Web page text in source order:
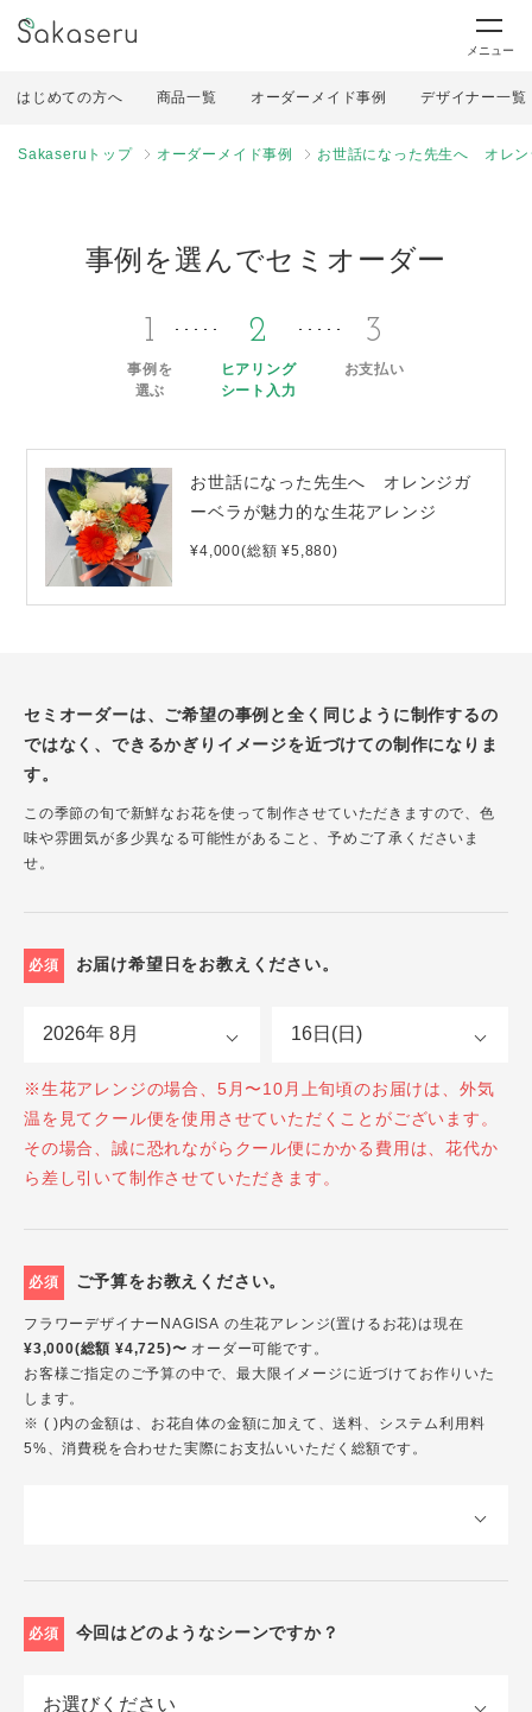
メニュー
はじめての方へ 商品一覧 オーダーメイド事例 デザイナー一覧
Sakaseruトップ オーダーメイド事例 お世話になった先生へ オレン
事例を選んでセミオーダー
1
事例を
選ぶ
2
ヒアリング
シート入力
3
お支払い
お世話になった先生へ オレンジガ
ーベラが魅力的な生花アレンジ
¥4,000(総額 ¥5,880)
セミオーダーは、ご希望の事例と全く同じように制作するの
ではなく、できるかぎりイメージを近づけての制作になりま
す。
この季節の旬で新鮮なお花を使って制作させていただきますので、色
味や雰囲気が多少異なる可能性があること、予めご了承くださいま
せ。
必須 お届け希望日をお教えください。
※生花アレンジの場合、5月〜10月上旬頃のお届けは、外気
温を見てクール便を使用させていただくことがございます。
その場合、誠に恐れながらクール便にかかる費用は、花代か
ら差し引いて制作させていただきます。
必須 ご予算をお教えください。
フラワーデザイナーNAGISA の生花アレンジ(置けるお花)は現在
¥3,000(総額 ¥4,725)〜 オーダー可能です。
お客様ご指定のご予算の中で、最大限イメージに近づけてお作りいた
します。
※ ( )内の金額は、お花自体の金額に加えて、送料、システム利用料
5%、消費税を合わせた実際にお支払いいただく総額です。
必須 今回はどのようなシーンですか？